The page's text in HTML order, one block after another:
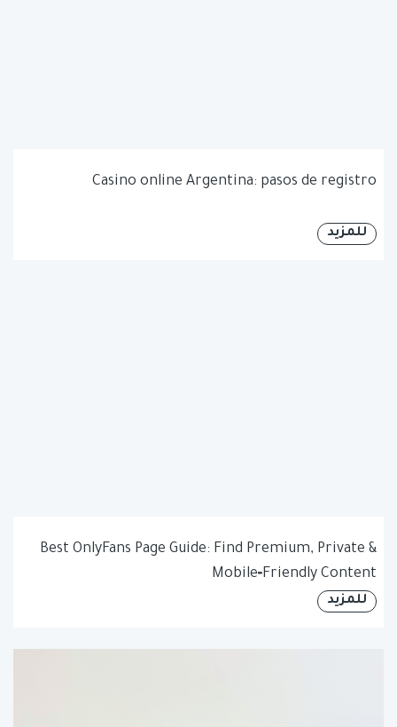
Casino online Argentina: pasos de registro
للمزيد
Best OnlyFans Page Guide: Find Premium, Private &
Mobile‑Friendly Content
للمزيد